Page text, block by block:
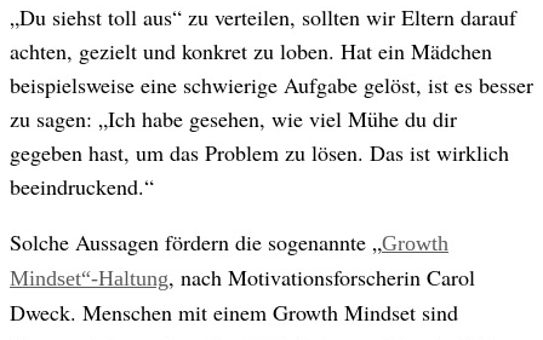
„Du siehst toll aus“ zu verteilen, sollten wir Eltern darauf
achten, gezielt und konkret zu loben. Hat ein Mädchen
beispielsweise eine schwierige Aufgabe gelöst, ist es besser
zu sagen: „Ich habe gesehen, wie viel Mühe du dir
gegeben hast, um das Problem zu lösen. Das ist wirklich
beeindruckend.“
Solche Aussagen fördern die sogenannte „Growth
Mindset“-Haltung, nach Motivationsforscherin Carol
Dweck. Menschen mit einem Growth Mindset sind